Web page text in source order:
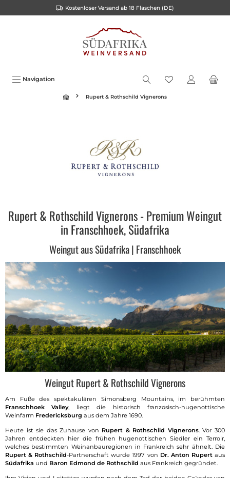
Kostenloser Versand ab 18 Flaschen (DE)
Navigation
Rupert & Rothschild Vignerons
Rupert & Rothschild Vignerons - Premium Weingut
in Franschhoek, Südafrika
Weingut aus Südafrika | Franschhoek
Weingut Rupert & Rothschild Vignerons
Am Fuße des spektakulären Simonsberg Mountains, im berühmten
Franschhoek Valley, liegt die historisch französisch-hugenottische
Weinfarm Fredericksburg aus dem Jahre 1690.
Heute ist sie das Zuhause von Rupert & Rothschild Vignerons. Vor 300
Jahren entdeckten hier die frühen hugenottischen Siedler ein Terroir,
welches bestimmten Weinanbauregionen in Frankreich sehr ähnelt. Die
Rupert & Rothschild-Partnerschaft wurde 1997 von Dr. Anton Rupertaus
Südafrika und Baron Edmond de Rothschild aus Frankreich gegründet.